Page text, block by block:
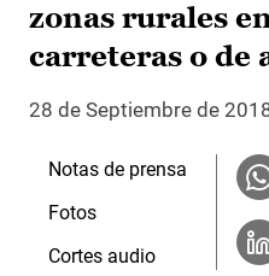
zonas rurales
carreteras o de
28 de Septiembre de
Notas de prensa
Fotos
Cortes audio